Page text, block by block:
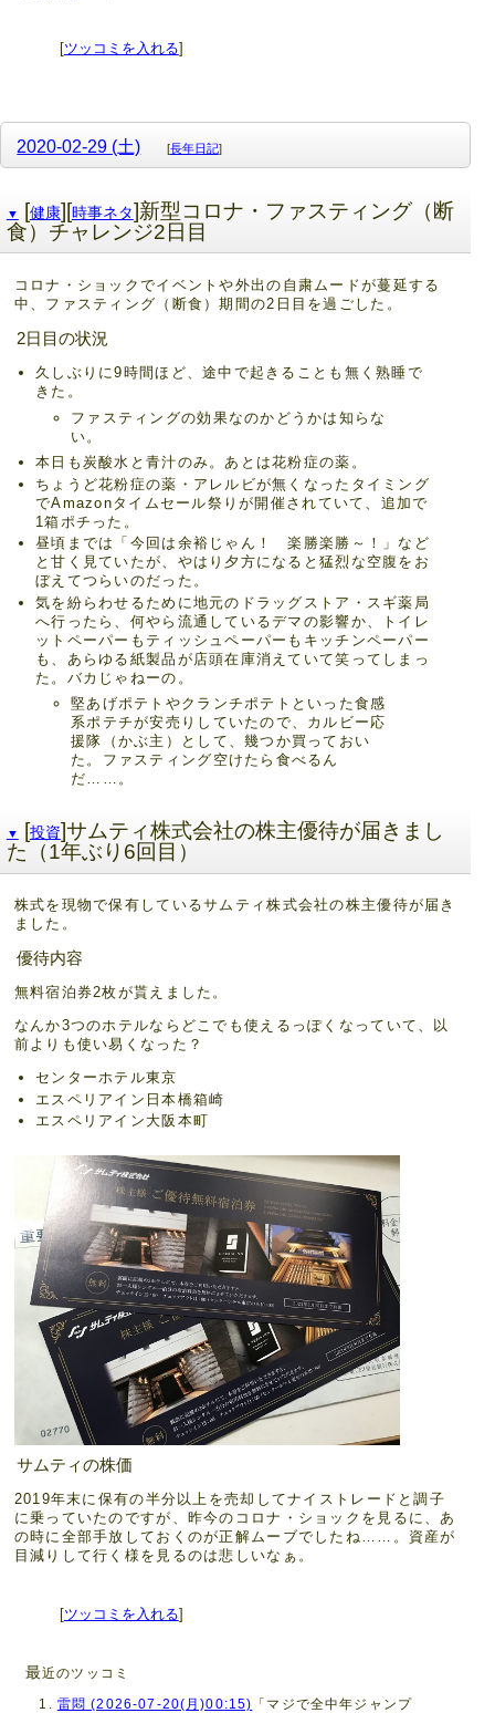
[ツッコミを入れる]
2020-02-29 (土) [長年日記]
▼ [健康][時事ネタ]新型コロナ・ファスティング（断
食）チャレンジ2日目
コロナ・ショックでイベントや外出の自粛ムードが蔓延する
中、ファスティング（断食）期間の2日目を過ごした。
2日目の状況
久しぶりに9時間ほど、途中で起きることも無く熟睡で
きた。
ファスティングの効果なのかどうかは知らな
い。
本日も炭酸水と青汁のみ。あとは花粉症の薬。
ちょうど花粉症の薬・アレルビが無くなったタイミング
でAmazonタイムセール祭りが開催されていて、追加で
1箱ポチった。
昼頃までは「今回は余裕じゃん！ 楽勝楽勝～！」など
と甘く見ていたが、やはり夕方になると猛烈な空腹をお
ぼえてつらいのだった。
気を紛らわせるために地元のドラッグストア・スギ薬局
へ行ったら、何やら流通しているデマの影響か、トイレ
ットペーパーもティッシュペーパーもキッチンペーパー
も、あらゆる紙製品が店頭在庫消えていて笑ってしまっ
た。バカじゃねーの。
堅あげポテトやクランチポテトといった食感
系ポテチが安売りしていたので、カルビー応
援隊（かぶ主）として、幾つか買っておい
た。ファスティング空けたら食べるん
だ……。
▼ [投資]サムティ株式会社の株主優待が届きまし
た（1年ぶり6回目）
株式を現物で保有しているサムティ株式会社の株主優待が届き
ました。
優待内容
無料宿泊券2枚が貰えました。
なんか3つのホテルならどこでも使えるっぽくなっていて、以
前よりも使い易くなった？
センターホテル東京
エスペリアイン日本橋箱崎
エスペリアイン大阪本町
サムティの株価
2019年末に保有の半分以上を売却してナイストレードと調子
に乗っていたのですが、昨今のコロナ・ショックを見るに、あ
の時に全部手放しておくのが正解ムーブでしたね……。資産が
目減りして行く様を見るのは悲しいなぁ。
[ツッコミを入れる]
最近のツッコミ
雷悶 (2026-07-20(月)00:15) 「マジで全中年ジャンプ